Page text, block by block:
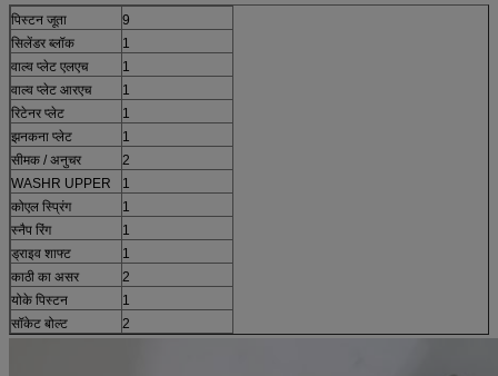
पिस्टन जूता
9
सिलेंडर ब्लॉक
1
वाल्व प्लेट एलएच
1
वाल्व प्लेट आरएच
1
रिटेनर प्लेट
1
झनकना प्लेट
1
सीमक / अनुचर
2
WASHR UPPER
1
कोएल स्प्रिंग
1
स्नैप रिंग
1
ड्राइव शाफ्ट
1
काठी का असर
2
योके पिस्टन
1
सॉकेट बोल्ट
2